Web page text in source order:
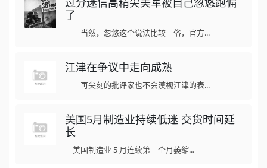
了
当然，忽悠这个说法比较三俗，官方...
江津在争议中走向成熟
再尖刻的批评家也不会漠视江津的表...
美国5月制造业持续低迷 交货时间延
长
美国制造业 5 月连续第三个月萎缩...